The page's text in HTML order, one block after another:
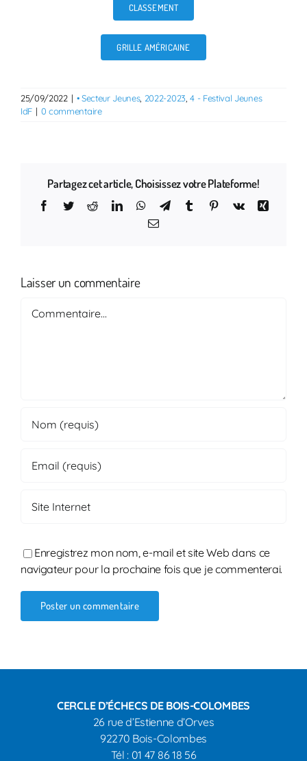
CLASSEMENT
GRILLE AMÉRICAINE
25/09/2022 | • Secteur Jeunes, 2022-2023,4 - Festival Jeunes
IdF | 0 commentaire
Partagez cet article, Choisissez votre Plateforme!
Facebook
TwitterRedditLinkedInWhatsApp
TelegramTumblrPinterestVk
Xing
Email
Laisser un commentaire
Enregistrez mon nom, e-mail et site Web dans ce
navigateur pour la prochaine fois que je commenterai.
CERCLE D’ÉCHECS DE BOIS-COLOMBES
26 rue d’Estienne d’Orves
92270 Bois-Colombes
Tél : 01 47 86 18 56